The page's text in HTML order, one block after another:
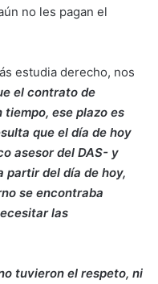
no les pagan el
estudia derecho, nos
el contrato de
ese plazo es
que el día de hoy
asesor del DAS- y
partir del día de hoy,
se encontraba
las
tuvieron el respeto, ni